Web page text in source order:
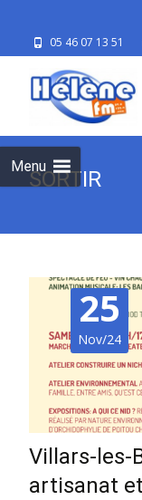
05 46 07 13 51
Menu
SORTIR
25
Nov/24
Villars-les-
artisanat